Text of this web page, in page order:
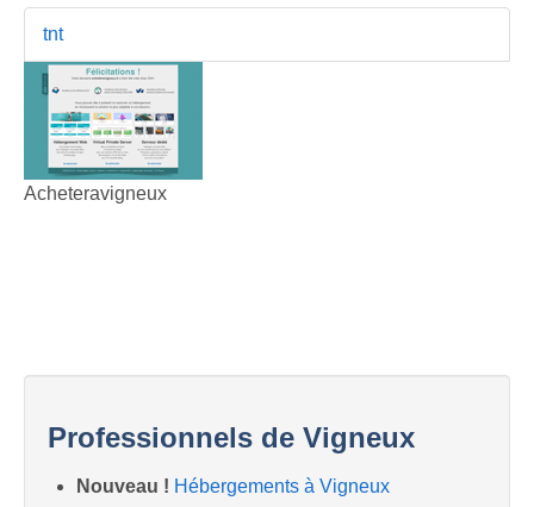
tnt
Acheteravigneux
Professionnels de Vigneux
Nouveau ! Hébergements à Vigneux